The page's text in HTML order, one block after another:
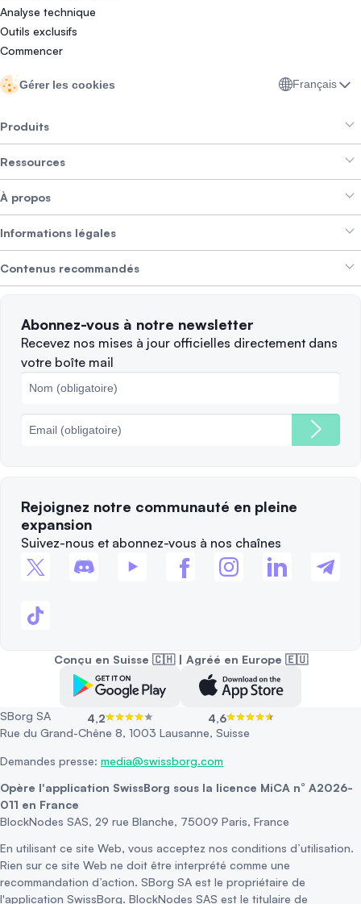
Analyse technique
Outils exclusifs
Commencer
Gérer les cookies Français
Produits
Smart Exchange
Crypto Bundles
Gagner des revenus
Alpha Deals
Ressources
Aide et support
Brand kit
À propos
À propos de SwissBorg
Offres d’emploi NOUS RECRUTONS
Informations légales
Politique de confidentialité
Plaintes
Politique des cookies
Contenus recommandés
Quand vendre ?
Principales blockchains
Abonnez-vous à notre newsletter
Recevez nos mises à jour officielles directement dans
votre boîte mail
Rejoignez notre communauté en pleine
expansion
Suivez-nous et abonnez-vous à nos chaînes
Conçu en Suisse 🇨🇭 | Agréé en Europe 🇪🇺
4,2 4,6
SBorg SA
Rue du Grand-Chêne 8, 1003 Lausanne, Suisse
Demandes presse: media@swissborg.com
Opère l'application SwissBorg sous la licence MiCA n° A2026-
011 en France
BlockNodes SAS, 29 rue Blanche, 75009 Paris, France
En utilisant ce site Web, vous acceptez nos conditions d’utilisation.
Rien sur ce site Web ne doit être interprété comme une
recommandation d’action. SBorg SA est le propriétaire de
l'application SwissBorg. BlockNodes SAS est le titulaire de